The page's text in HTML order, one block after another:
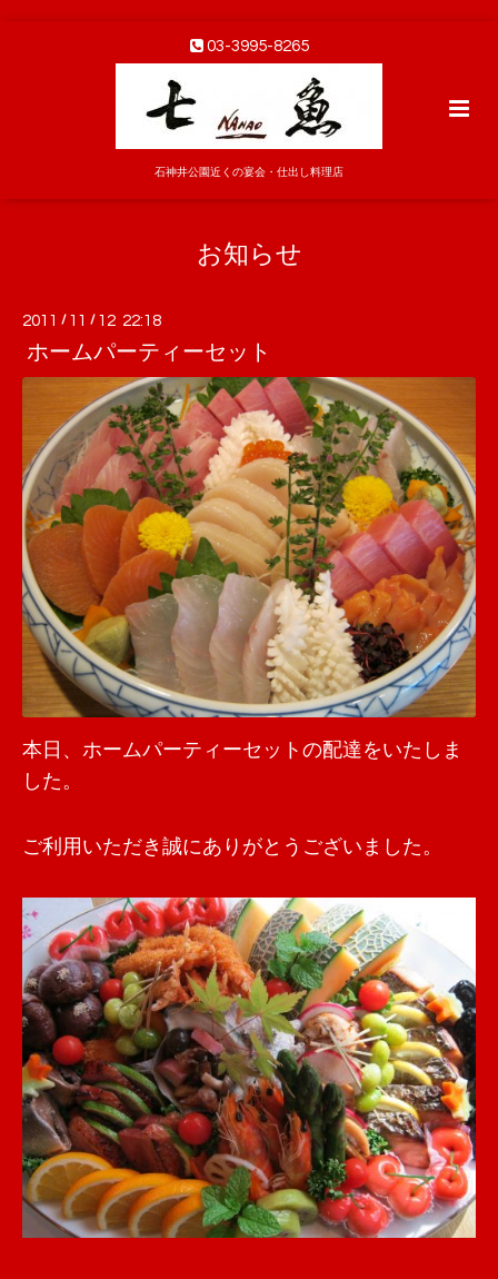
03-3995-8265
石神井公園近くの宴会・仕出し料理店
お知らせ
2011 / 11 / 12 22:18
ホームパーティーセット
本日、ホームパーティーセットの配達をいたしま
した。
ご利用いただき誠にありがとうございました。